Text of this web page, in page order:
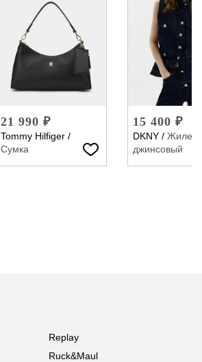
21 990 ₽
Tommy Hilfiger /
Сумка
15 400 ₽
DKNY / Жилет
джинсовый
Replay
Ruck&Maul